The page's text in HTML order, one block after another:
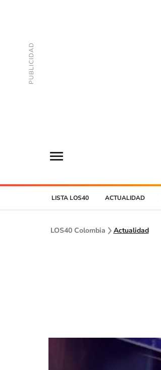
LISTA LOS40 ACTUALIDAD
LOS40 Colombia Actualidad